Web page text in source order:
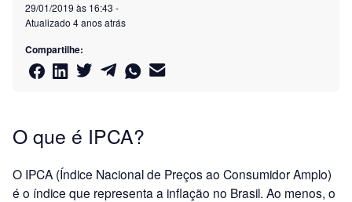
29/01/2019 às 16:43 -
Atualizado 4 anos atrás
Compartilhe:
O que é IPCA?
O IPCA (Índice Nacional de Preços ao Consumidor Amplo)
é o índice que representa a inflação no Brasil. Ao menos, o